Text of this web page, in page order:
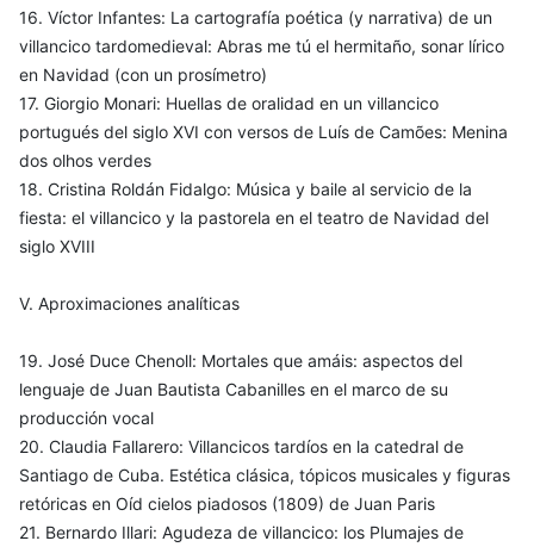
16. Víctor Infantes: La cartografía poética (y narrativa) de un
villancico tardomedieval: Abras me tú el hermitaño, sonar lírico
en Navidad (con un prosímetro)
17. Giorgio Monari: Huellas de oralidad en un villancico
portugués del siglo XVI con versos de Luís de Camões: Menina
dos olhos verdes
18. Cristina Roldán Fidalgo: Música y baile al servicio de la
fiesta: el villancico y la pastorela en el teatro de Navidad del
siglo XVIII
V. Aproximaciones analíticas
19. José Duce Chenoll: Mortales que amáis: aspectos del
lenguaje de Juan Bautista Cabanilles en el marco de su
producción vocal
20. Claudia Fallarero: Villancicos tardíos en la catedral de
Santiago de Cuba. Estética clásica, tópicos musicales y figuras
retóricas en Oíd cielos piadosos (1809) de Juan Paris
21. Bernardo Illari: Agudeza de villancico: los Plumajes de